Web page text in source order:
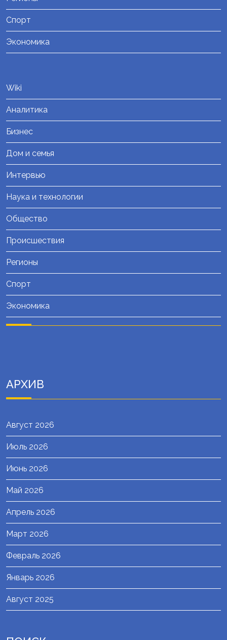
Спорт
Экономика
Wiki
Аналитика
Бизнес
Дом и семья
Интервью
Наука и технологии
Общество
Происшествия
Регионы
Спорт
Экономика
АРХИВ
Август 2026
Июль 2026
Июнь 2026
Май 2026
Апрель 2026
Март 2026
Февраль 2026
Январь 2026
Август 2025